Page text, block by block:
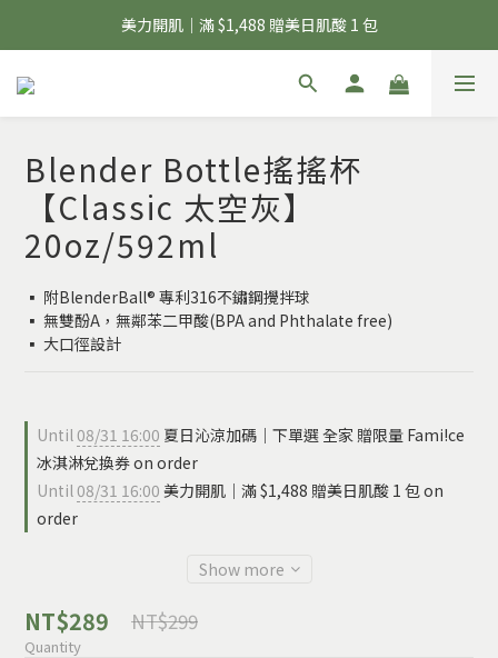
夏日輕補給｜500g 植物蛋白最低 $373 起
美力開肌｜滿 $1,488 贈美日肌酸 1 包
夏日輕補給｜500g 植物蛋白最低 $373 起
Blender Bottle搖搖杯
【Classic 太空灰】
20oz/592ml
▪️ 附BlenderBall® 專利316不鏽鋼攪拌球
▪️ 無雙酚A，無鄰苯二甲酸(BPA and Phthalate free)
▪️ 大口徑設計
Until 08/31 16:00 夏日沁涼加碼｜下單選 全家 贈限量 Fami!ce
冰淇淋兌換券 on order
Until 08/31 16:00 美力開肌｜滿 $1,488 贈美日肌酸 1 包 on
order
Show more
NT$289 NT$299
Quantity